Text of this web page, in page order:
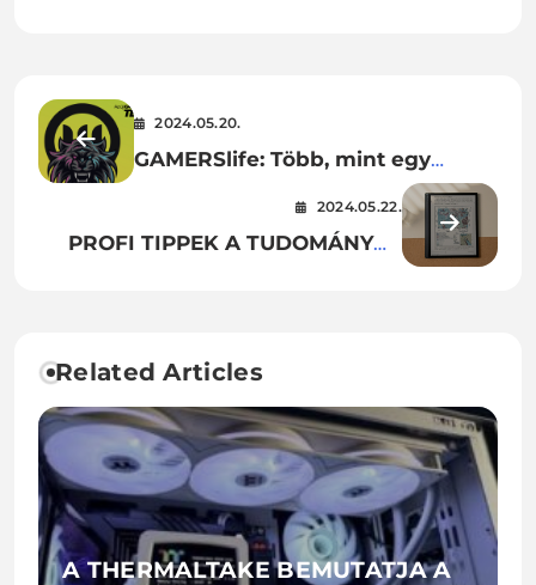
2024.05.20.
GAMERSlife: Több, mint egy
2024.05.22.
PROFI TIPPEK A TUDOMÁNYOS
Related Articles
A THERMALTAKE BEMUTATJA A